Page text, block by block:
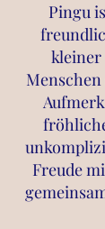
Pingu
kleiner
Freude